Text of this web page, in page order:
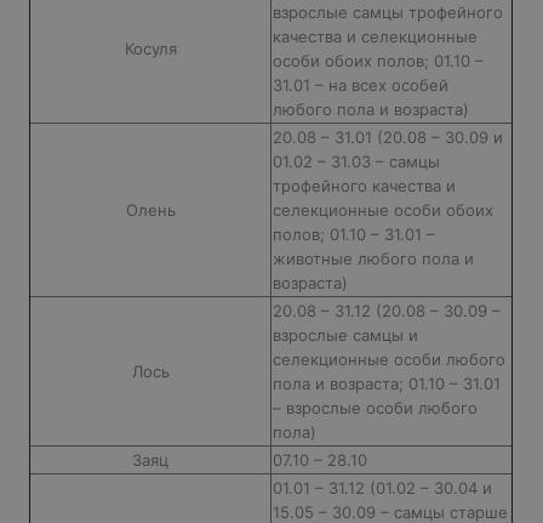
Косуля
взрослые самцы трофейного
качества и селекционные
особи обоих полов; 01.10 –
31.01 – на всех особей
любого пола и возраста)
Олень
20.08 – 31.01 (20.08 – 30.09 и
01.02 – 31.03 – самцы
трофейного качества и
селекционные особи обоих
полов; 01.10 – 31.01 –
животные любого пола и
возраста)
Лось
20.08 – 31.12 (20.08 – 30.09 –
взрослые самцы и
селекционные особи любого
пола и возраста; 01.10 – 31.01
– взрослые особи любого
пола)
Заяц
07.10 – 28.10
01.01 – 31.12 (01.02 – 30.04 и
15.05 – 30.09 – самцы старше